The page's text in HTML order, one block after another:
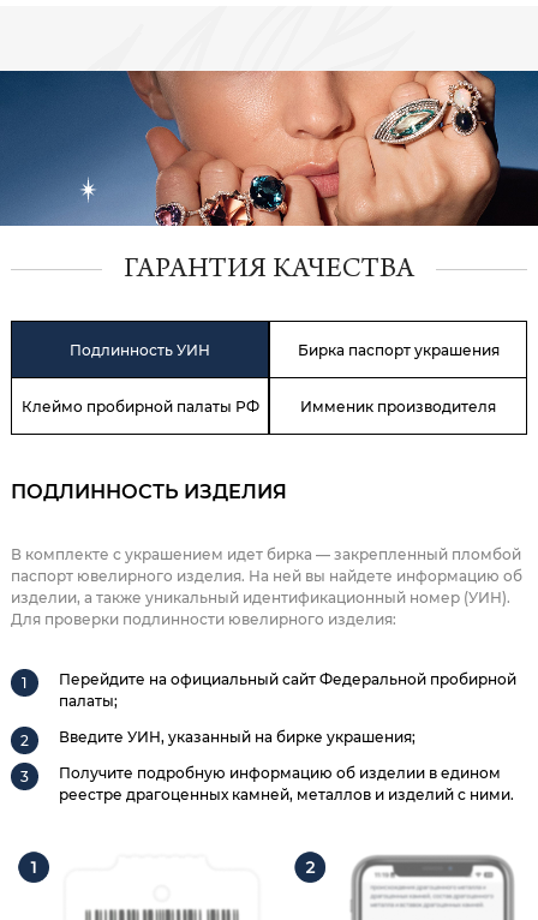
ГАРАНТИЯ КАЧЕСТВА
Подлинность УИН Бирка паспорт украшения
Клеймо пробирной палаты РФ Имменик производителя
ПОДЛИННОСТЬ ИЗДЕЛИЯ
В комплекте с украшением идет бирка — закрепленный пломбой
паспорт ювелирного изделия. На ней вы найдете информацию об
изделии, а также уникальный идентификационный номер (УИН).
Для проверки подлинности ювелирного изделия:
Перейдите на официальный сайт Федеральной пробирной
палаты;
Введите УИН, указанный на бирке украшения;
Получите подробную информацию об изделии в едином
реестре драгоценных камней, металлов и изделий с ними.